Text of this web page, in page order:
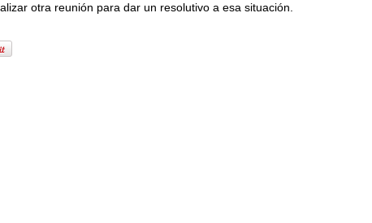
otra reunión para dar un resolutivo a esa situación.